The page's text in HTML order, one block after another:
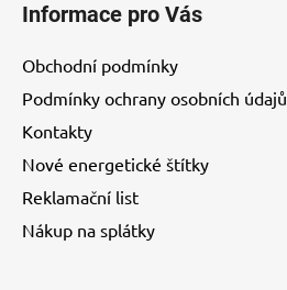
Informace pro Vás
Obchodní podmínky
Podmínky ochrany osobních údajů
Kontakty
Nové energetické štítky
Reklamační list
Nákup na splátky